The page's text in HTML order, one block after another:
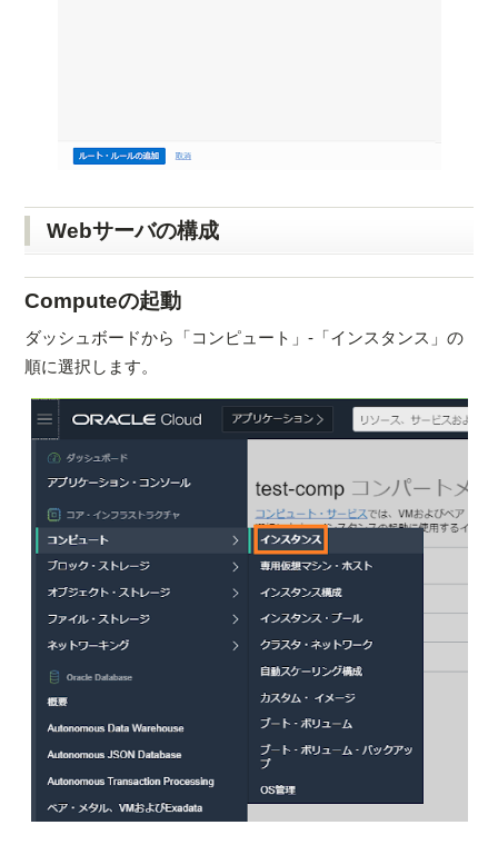
Webサーバの構成
Computeの起動
ダッシュボードから「コンピュート」-「インスタンス」の
順に選択します。